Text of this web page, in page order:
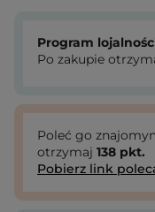
Program
Po zakupie
Poleć go
otrzymaj 138 pkt.
Pobierz link